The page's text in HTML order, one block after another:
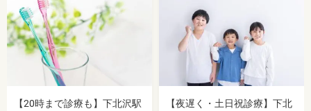
【20時まで診療も】下北沢駅
【夜遅く・土日祝診療】下北